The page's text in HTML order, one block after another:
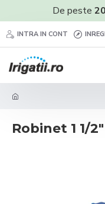
De peste
INTRA IN CONT
Robinet 1 1/